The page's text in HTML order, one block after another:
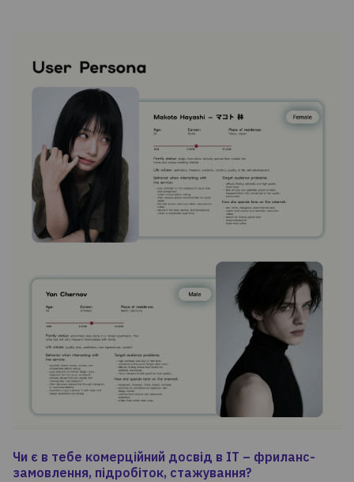
Чи є в тебе комерційний досвід в ІТ – фриланс-
замовлення, підробіток, стажування?